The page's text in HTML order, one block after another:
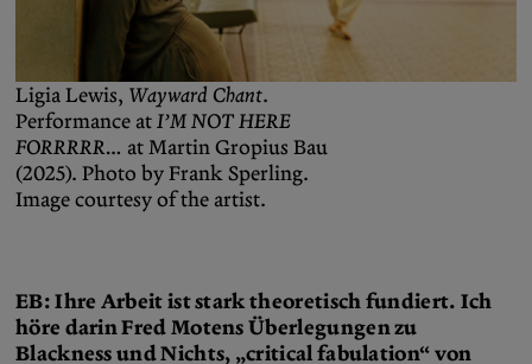
Ligia Lewis, Wayward Chant.
Performance atI’M NOT HERE
FORRRRR… at Martin Gropius Bau
(2025). Photo by Frank Sperling.
Image courtesy of the artist.
EB: Ihre Arbeit ist stark theoretisch fundiert. Ich
höre darin Fred Motens Überlegungen zu
Blackness und Nichts, „critical fabulation“ von